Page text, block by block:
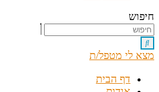
חיפוש
מצא לי מטפל/ת
דף הבית